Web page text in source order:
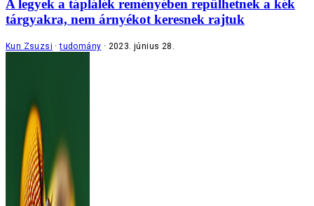
A legyek a táplálék reményében repülhetnek a kék
tárgyakra, nem árnyékot keresnek rajtuk
Kun Zsuzsi tudomány 2023. június 28.